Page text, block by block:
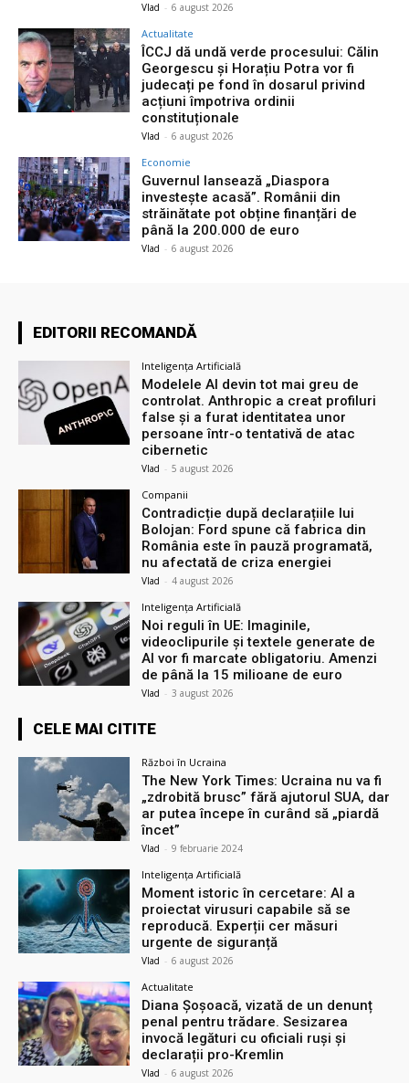
Vlad - 6 august 2026
Actualitate
ÎCCJ dă undă verde procesului: Călin
Georgescu și Horațiu Potra vor fi
judecați pe fond în dosarul privind
acțiuni împotriva ordinii
constituționale
Vlad - 6 august 2026
Economie
Guvernul lansează „Diaspora
investește acasă”. Românii din
străinătate pot obține finanțări de
până la 200.000 de euro
Vlad - 6 august 2026
EDITORII RECOMANDĂ
Inteligența Artificială
Modelele AI devin tot mai greu de
controlat. Anthropic a creat profiluri
false și a furat identitatea unor
persoane într-o tentativă de atac
cibernetic
Vlad - 5 august 2026
Companii
Contradicție după declarațiile lui
Bolojan: Ford spune că fabrica din
România este în pauză programată,
nu afectată de criza energiei
Vlad - 4 august 2026
Inteligența Artificială
Noi reguli în UE: Imaginile,
videoclipurile și textele generate de
AI vor fi marcate obligatoriu. Amenzi
de până la 15 milioane de euro
Vlad - 3 august 2026
CELE MAI CITITE
Război în Ucraina
The New York Times: Ucraina nu va fi
„zdrobită brusc” fără ajutorul SUA, dar
ar putea începe în curând să „piardă
încet”
Vlad - 9 februarie 2024
Inteligența Artificială
Moment istoric în cercetare: AI a
proiectat virusuri capabile să se
reproducă. Experții cer măsuri
urgente de siguranță
Vlad - 6 august 2026
Actualitate
Diana Șoșoacă, vizată de un denunț
penal pentru trădare. Sesizarea
invocă legături cu oficiali ruși și
declarații pro-Kremlin
Vlad - 6 august 2026